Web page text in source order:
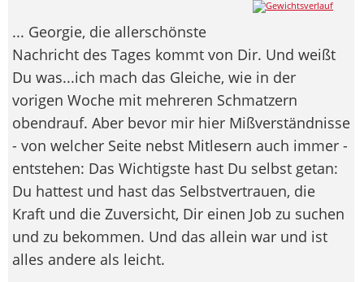
... Georgie, die allerschönste
Nachricht des Tages kommt von Dir. Und weißt
Du was...ich mach das Gleiche, wie in der
vorigen Woche mit mehreren Schmatzern
obendrauf. Aber bevor mir hier Mißverständnisse
- von welcher Seite nebst Mitlesern auch immer -
entstehen: Das Wichtigste hast Du selbst getan:
Du hattest und hast das Selbstvertrauen, die
Kraft und die Zuversicht, Dir einen Job zu suchen
und zu bekommen. Und das allein war und ist
alles andere als leicht.